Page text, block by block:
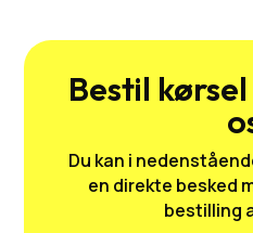
Bestil
Du kan i
en direkte besked
bestilling